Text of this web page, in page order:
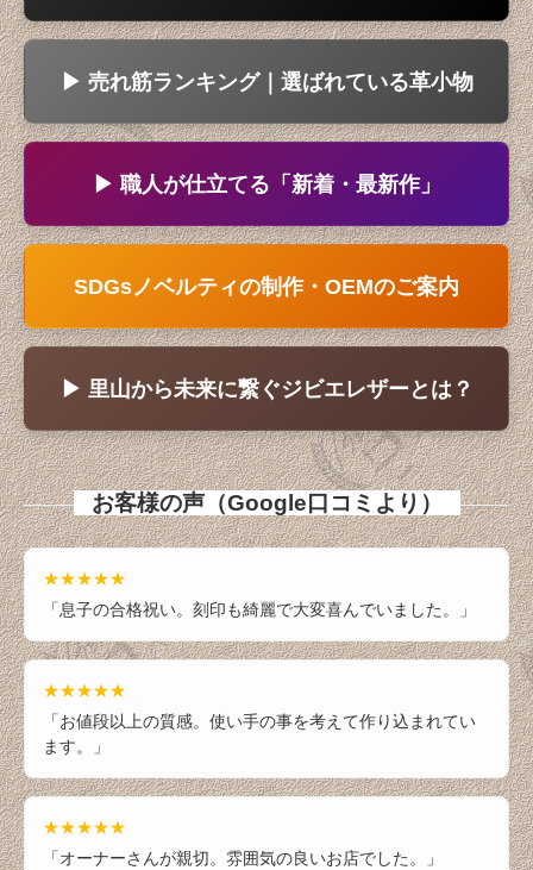
ジビエ革本革キーホルダー
ジビエ革携帯/スマホグッズ
ジビエ革小物
ジビエ革各種専用ケース、ホルダー
革のメンテナンス用品
ベルベア＆ベルラビ
ノベルティや記念品に
◆◆牛革製品カテゴリ◆◆
牛革財布
牛革名刺入れ&カード入れ
牛革各種専用ケース、ホルダー
牛革キーホルダー
▶ 売れ筋ランキング｜選ばれている革小物
▶ 職人が仕立てる「新着・最新作」
SDGsノベルティの制作・OEMのご案内
▶ 里山から未来に繋ぐジビエレザーとは？
お客様の声（Google口コミより）
★★★★★
「息子の合格祝い。刻印も綺麗で大変喜んでいました。」
★★★★★
「お値段以上の質感。使い手の事を考えて作り込まれてい
ます。」
★★★★★
「オーナーさんが親切。雰囲気の良いお店でした。」